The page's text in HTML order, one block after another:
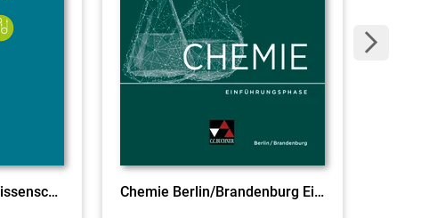
Mathematisch-naturwissenschaftliche Formelsammlung Chemie Berlin/Brandenburg Einführungsphase